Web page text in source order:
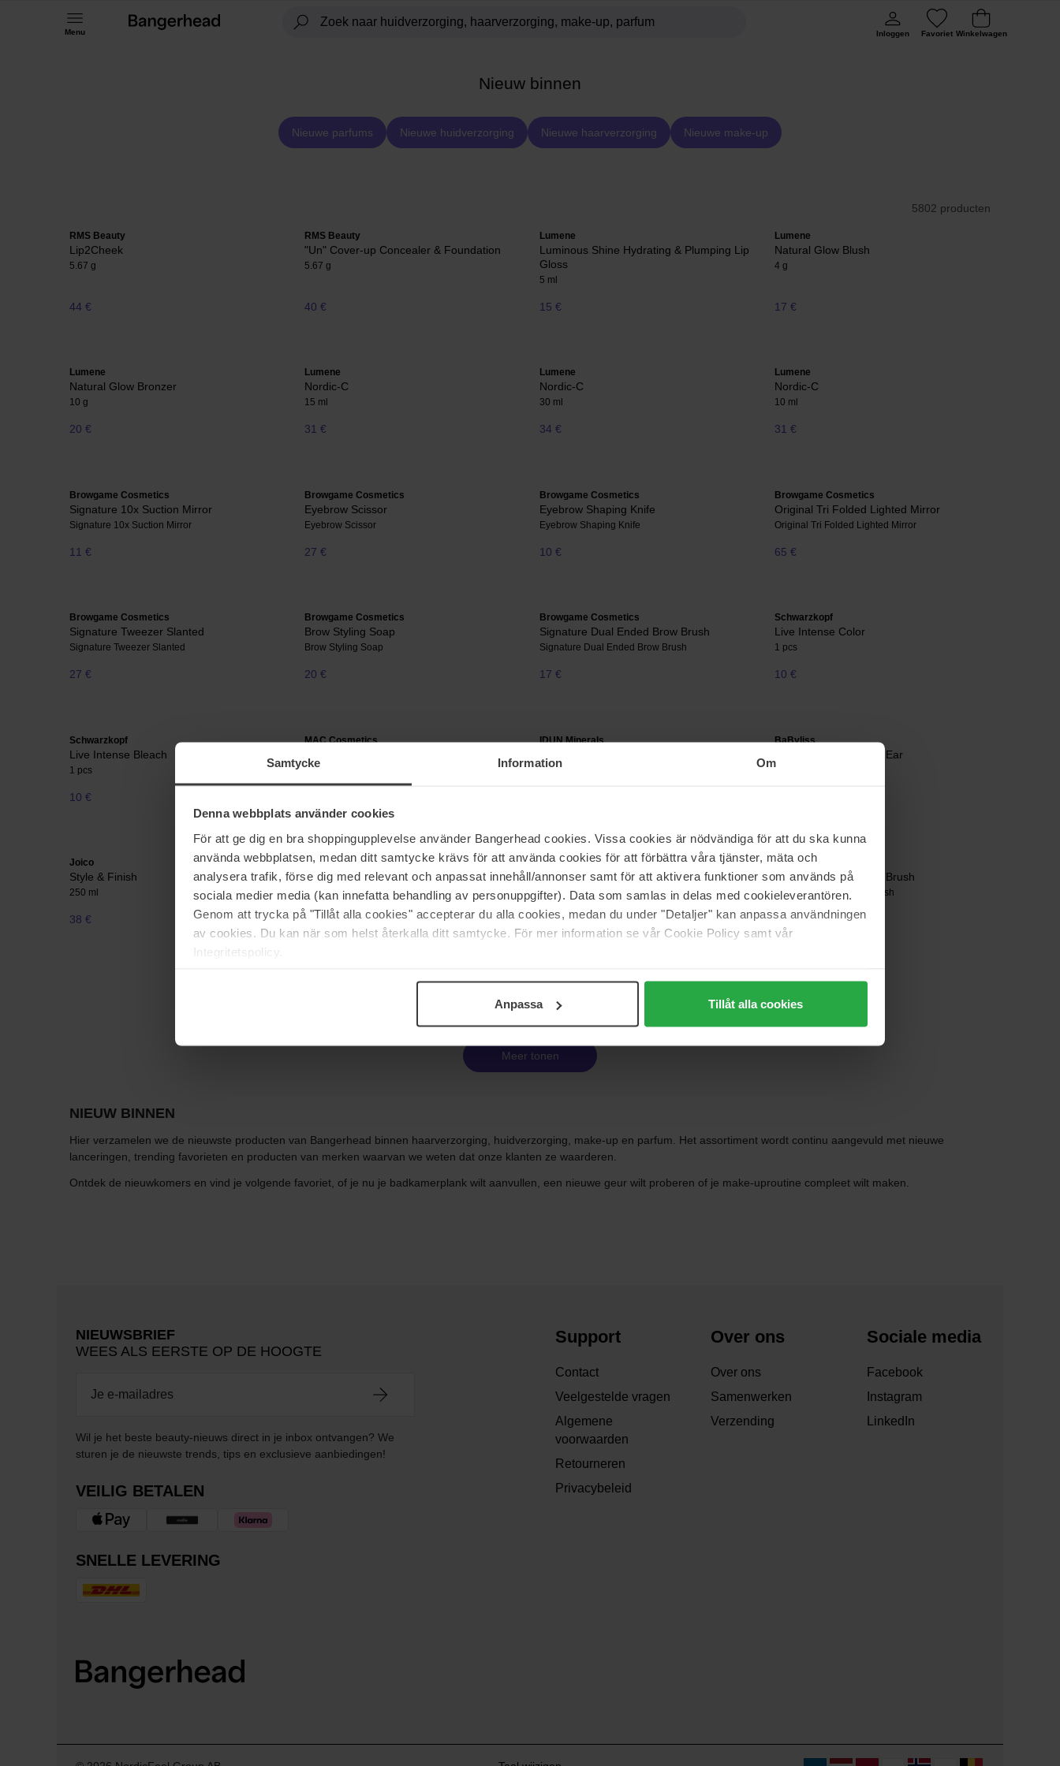
Samtycke Information Om
Denna webbplats använder cookies
För att ge dig en bra shoppingupplevelse använder Bangerhead cookies. Vissa cookies är nödvändiga för att du ska kunna
använda webbplatsen, medan ditt samtycke krävs för att använda cookies för att förbättra våra tjänster, mäta och
analysera trafik, förse dig med relevant och anpassat innehåll/annonser samt för att aktivera funktioner som används på
sociala medier media (kan innefatta behandling av personuppgifter). Data som samlas in delas med cookieleverantören.
Genom att trycka på "Tillåt alla cookies" accepterar du alla cookies, medan du under "Detaljer" kan anpassa användningen
av cookies. Du kan när som helst återkalla ditt samtycke. För mer information se vår Cookie Policy samt vår
Integritetspolicy.
Anpassa Tillåt alla cookies
Menu Inloggen Favoriet Winkelwagen
Nieuw binnen
Nieuwe parfums Nieuwe huidverzorging Nieuwe haarverzorging Nieuwe make-up
5802 producten
RMS Beauty
Lip2Cheek
5.67 g
44 €
RMS Beauty
"Un" Cover-up Concealer & Foundation
5.67 g
40 €
Lumene
Luminous Shine Hydrating & Plumping Lip
Gloss
5 ml
15 €
Lumene
Natural Glow Blush
4 g
17 €
Lumene
Natural Glow Bronzer
10 g
20 €
Lumene
Nordic-C
15 ml
31 €
Lumene
Nordic-C
30 ml
34 €
Lumene
Nordic-C
10 ml
31 €
Browgame Cosmetics
Signature 10x Suction Mirror
Signature 10x Suction Mirror
11 €
Browgame Cosmetics
Eyebrow Scissor
Eyebrow Scissor
27 €
Browgame Cosmetics
Eyebrow Shaping Knife
Eyebrow Shaping Knife
10 €
Browgame Cosmetics
Original Tri Folded Lighted Mirror
Original Tri Folded Lighted Mirror
65 €
Browgame Cosmetics
Signature Tweezer Slanted
Signature Tweezer Slanted
27 €
Browgame Cosmetics
Brow Styling Soap
Brow Styling Soap
20 €
Browgame Cosmetics
Signature Dual Ended Brow Brush
Signature Dual Ended Brow Brush
17 €
Schwarzkopf
Live Intense Color
1 pcs
10 €
Schwarzkopf
Live Intense Bleach
1 pcs
10 €
MAC Cosmetics
1,3 g
IDUN Minerals
100 ml
BaByliss
Multi Trimmer Nose & Ear
1 pcs
Joico
Style & Finish
250 ml
38 €
MAC Cosmetics
128S Split Fibre Cheek Brush
128S Split Fibre Cheek Brush
48 €
MAC Cosmetics
Hyper Real Glow Palette
13,5 g
52 €
MAC Cosmetics
127S Split Fibre Face Brush
127S Split Fibre Face Brush
46 €
Meer tonen
NIEUW BINNEN
Hier verzamelen we de nieuwste producten van Bangerhead binnen haarverzorging, huidverzorging, make-up en parfum. Het assortiment wordt continu aangevuld met nieuwe
lanceringen, trending favorieten en producten van merken waarvan we weten dat onze klanten ze waarderen.
Ontdek de nieuwkomers en vind je volgende favoriet, of je nu je badkamerplank wilt aanvullen, een nieuwe geur wilt proberen of je make-uproutine compleet wilt maken.
NIEUWSBRIEF
WEES ALS EERSTE OP DE HOOGTE
Wil je het beste beauty-nieuws direct in je inbox ontvangen? We
sturen je de nieuwste trends, tips en exclusieve aanbiedingen!
VEILIG BETALEN
SNELLE LEVERING
Support
Contact
Veelgestelde vragen
Algemene
voorwaarden
Retourneren
Privacybeleid
Over ons
Over ons
Samenwerken
Verzending
Sociale media
Facebook
Instagram
LinkedIn